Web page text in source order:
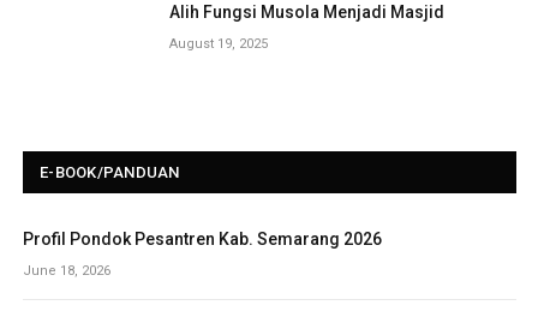
Alih Fungsi Musola Menjadi Masjid
August 19, 2025
E-BOOK/PANDUAN
Profil Pondok Pesantren Kab. Semarang 2026
June 18, 2026